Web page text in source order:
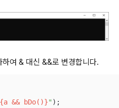
여 & 대신 &&로 변경합니다.
{a && bDo()}" );